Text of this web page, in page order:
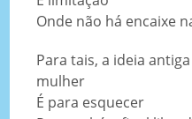
Onde não há encaixe
Para tais, a ideia
mulher
É para esquecer